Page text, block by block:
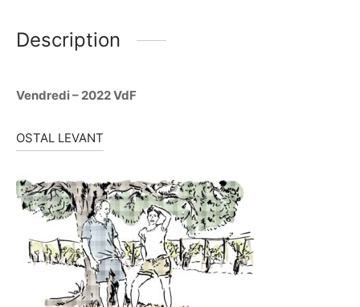
Description
Vendredi – 2022 VdF
OSTAL LEVANT